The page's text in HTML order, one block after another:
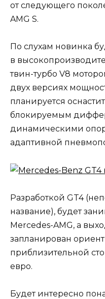
от следующего
AMG S.
По слухам новинка
в
твин-турбо V8
двух версиях
планируется
блокируемым
динамическими
адаптивной
Разработкой GT4
название), будет
Mercedes-AMG, а
запланирован
приблизительной
евро.
Будет интересно